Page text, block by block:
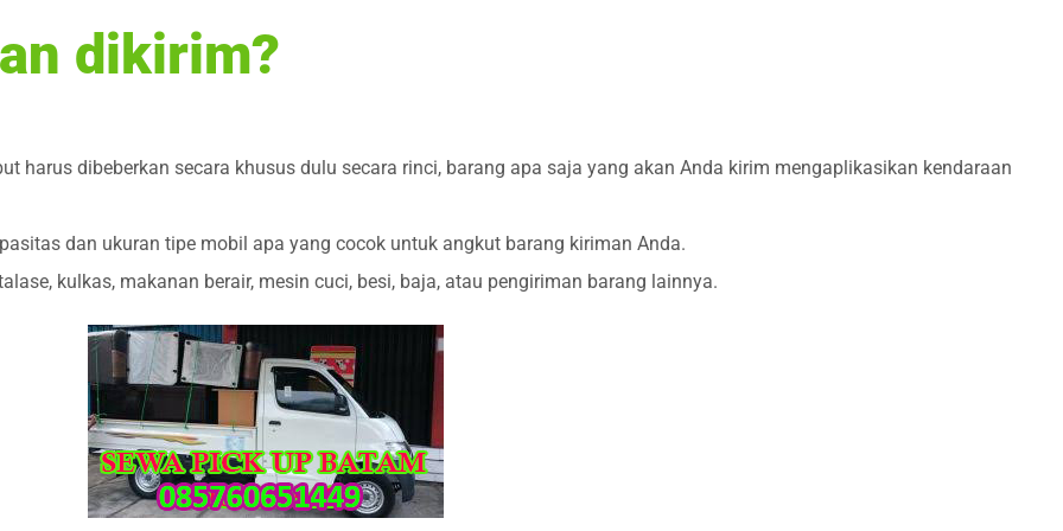
dikirim?
harus dibeberkan secara khusus dulu secara rinci, barang apa saja yang akan Anda kirim mengaplikasikan kendaraan
dan ukuran tipe mobil apa yang cocok untuk angkut barang kiriman Anda.
kulkas, makanan berair, mesin cuci, besi, baja, atau pengiriman barang lainnya.